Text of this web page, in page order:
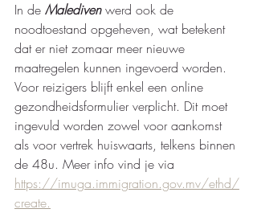
In de Malediven werd ook de
noodtoestand opgeheven, wat betekent
dat er niet zomaar meer nieuwe
maatregelen kunnen ingevoerd worden.
Voor reizigers blijft enkel een online
gezondheidsformulier verplicht. Dit moet
ingevuld worden zowel voor aankomst
als voor vertrek huiswaarts, telkens binnen
de 48u. Meer info vind je via
https://imuga.immigration.gov.mv/ethd/
create.